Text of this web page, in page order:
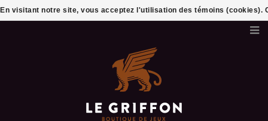
En visitant notre site, vous acceptez l'utilisation des témoins